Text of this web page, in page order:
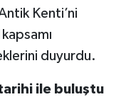
Kenti’ni
duyurdu.
ile buluştu